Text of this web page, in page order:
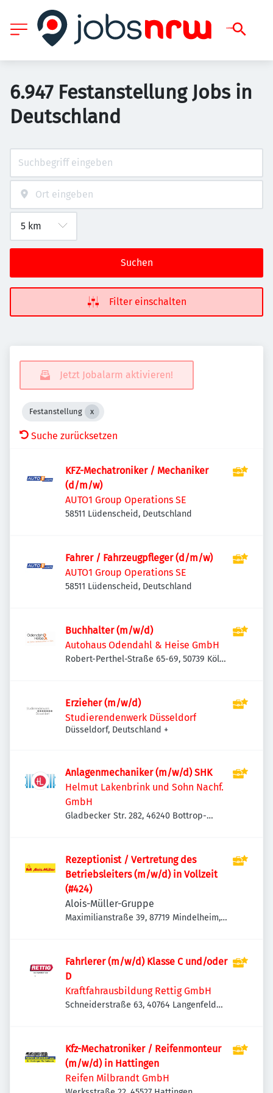
6.947 Festanstellung Jobs in
Deutschland
Suchen
Filter einschalten
Jetzt Jobalarm aktivieren!
Festanstellung
Suche zurücksetzen
KFZ-Mechatroniker / Mechaniker
(d/m/w)
AUTO1 Group Operations SE
58511 Lüdenscheid, Deutschland
Fahrer / Fahrzeugpfleger (d/m/w)
AUTO1 Group Operations SE
58511 Lüdenscheid, Deutschland
Buchhalter (m/w/d)
Autohaus Odendahl & Heise GmbH
Robert-Perthel-Straße 65-69, 50739 Köln,
Erzieher (m/w/d)
Studierendenwerk Düsseldorf
Düsseldorf, Deutschland +
Anlagenmechaniker (m/w/d) SHK
Helmut Lakenbrink und Sohn Nachf.
GmbH
Gladbecker Str. 282, 46240 Bottrop-
Rezeptionist / Vertretung des
Betriebsleiters (m/w/d) in Vollzeit
(#424)
Alois-Müller-Gruppe
Maximilianstraße 39, 87719 Mindelheim,
Fahrlerer (m/w/d) Klasse C und/oder
D
Kraftfahrausbildung Rettig GmbH
Schneiderstraße 63, 40764 Langenfeld
Kfz-Mechatroniker / Reifenmonteur
(m/w/d) in Hattingen
Reifen Milbrandt GmbH